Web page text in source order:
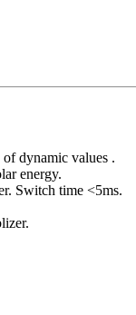
dynamic values .
energy.
Switch time <5ms.